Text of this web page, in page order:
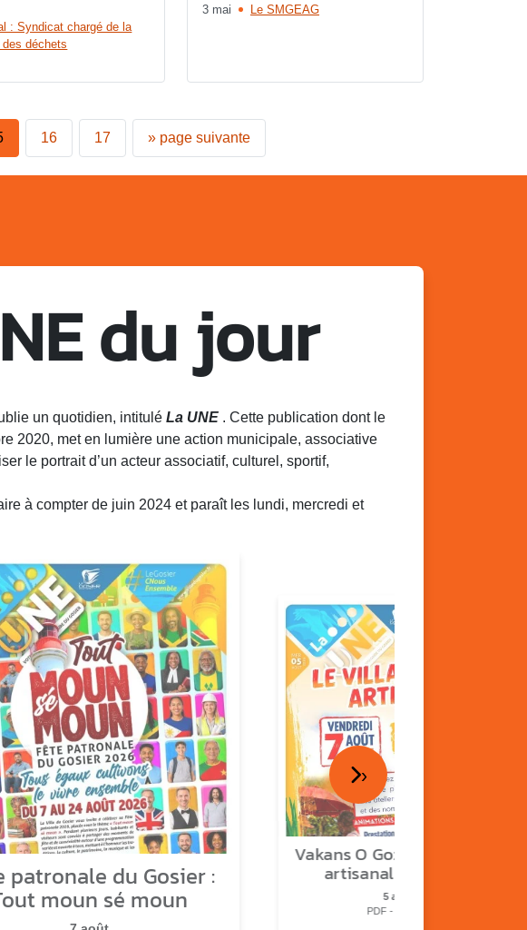
: Syndicat chargé de la
déchets
3 mai Le SMGEAG
16 17 » page suivante
du jour
un quotidien, intitulé La UNE . Cette publication dont le
2020, met en lumière une action municipale, associative
le portrait d’un acteur associatif, culturel, sportif,
à compter de juin 2024 et paraît les lundi, mercredi et
patronale du Gosier :
moun sé moun
Vakans O Gozyé : le village
artisanal du Gosier
5 août
PDF - 1.2 Mio
›